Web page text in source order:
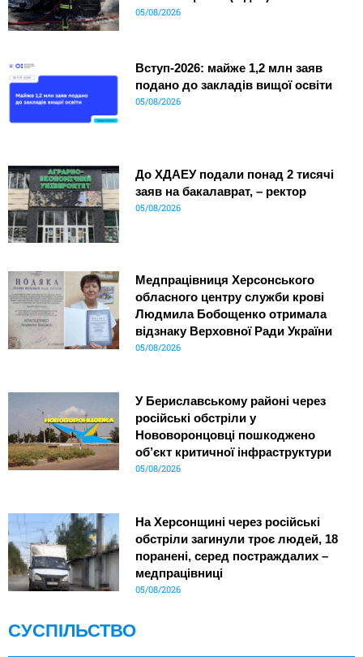
05/08/2026
Вступ-2026: майже 1,2 млн заяв
подано до закладів вищої освіти
05/08/2026
До ХДАЕУ подали понад 2 тисячі
заяв на бакалаврат, – ректор
05/08/2026
Медпрацівниця Херсонського
обласного центру служби крові
Людмила Бобощенко отримала
відзнаку Верховної Ради України
05/08/2026
У Бериславському районі через
російські обстріли у
Нововоронцовці пошкоджено
об’єкт критичної інфраструктури
05/08/2026
На Херсонщині через російські
обстріли загинули троє людей, 18
поранені, серед постраждалих –
медпрацівниці
05/08/2026
СУСПІЛЬСТВО